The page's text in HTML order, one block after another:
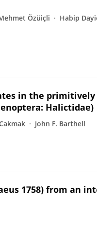
Özüiçli
Habip
in the primitively
Halictidae)
John F. Barthell
1758) from an